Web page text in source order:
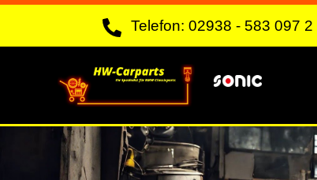
Skip
content
Telefon: 02938 - 583 097 2